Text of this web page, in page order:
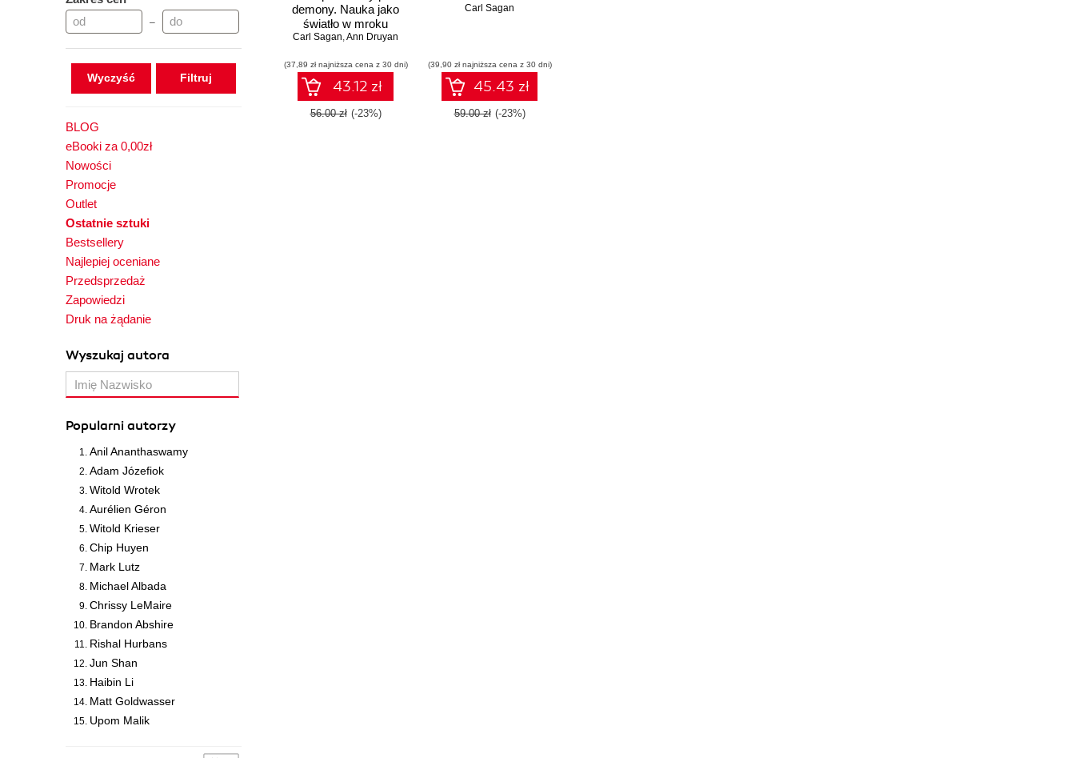
–
Wyczyść
BLOG
eBooki za 0,00zł
Nowości
Promocje
Outlet
Ostatnie sztuki
Bestsellery
Najlepiej oceniane
Przedsprzedaż
Zapowiedzi
Druk na żądanie
Wyszukaj autora
Popularni autorzy
Anil Ananthaswamy
Adam Józefiok
Witold Wrotek
Aurélien Géron
Witold Krieser
Chip Huyen
Mark Lutz
Michael Albada
Chrissy LeMaire
Brandon Abshire
Rishal Hurbans
Jun Shan
Haibin Li
Matt Goldwasser
Upom Malik
demony. Nauka jako
światło w mroku
Carl Sagan,Ann Druyan
(37,89 zł najniższa cena z 30 dni)
43.12 zł
56.00 zł (-23%)
Carl Sagan
(39,90 zł najniższa cena z 30 dni)
45.43 zł
59.00 zł (-23%)